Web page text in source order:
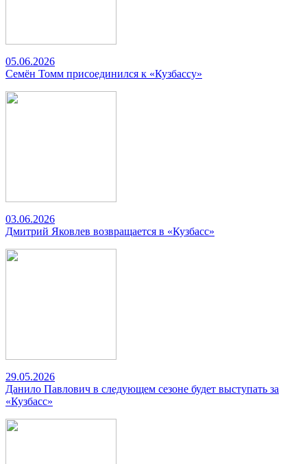
05.06.2026
Семён Томм присоединился к «Кузбассу»
03.06.2026
Дмитрий Яковлев возвращается в «Кузбасс»
29.05.2026
Данило Павлович в следующем сезоне будет выступать за
«Кузбасс»